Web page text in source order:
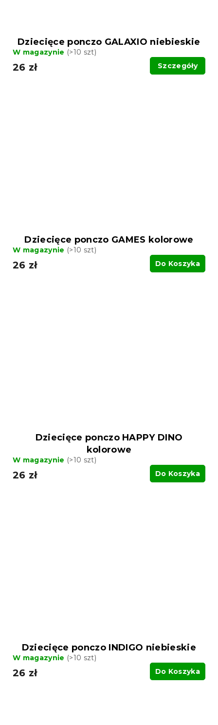
Dziecięce ponczo GALAXIO niebieskie
W magazynie (>10 szt)
26 zł Szczegóły
Dziecięce ponczo GAMES kolorowe
W magazynie (>10 szt)
26 zł Do Koszyka
Dziecięce ponczo HAPPY DINO
kolorowe
W magazynie (>10 szt)
26 zł Do Koszyka
Dziecięce ponczo INDIGO niebieskie
W magazynie (>10 szt)
26 zł Do Koszyka